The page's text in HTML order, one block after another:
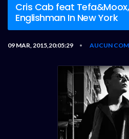
Cris Cab feat
Englishman In New York
09 MAR, 2015,20:05:29 • AUCUN